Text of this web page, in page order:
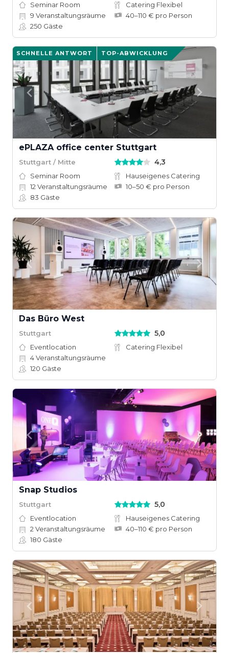
Seminar Room
Catering Flexibel
9 Veranstaltungsräume
40–110 € pro Person
250 Gäste
SCHNELLE ANTWORT TOP-ABWICKLUNG
ePLAZA office center Stuttgart
Stuttgart / Mitte 4,3
Seminar Room
Hauseigenes Catering
12 Veranstaltungsräume
10–50 € pro Person
83 Gäste
Das Büro West
Stuttgart 5,0
Eventlocation
Catering Flexibel
4Veranstaltungsräume
120 Gäste
Snap Studios
Stuttgart 5,0
Eventlocation
Hauseigenes Catering
2 Veranstaltungsräume
40–110 € pro Person
180 Gäste